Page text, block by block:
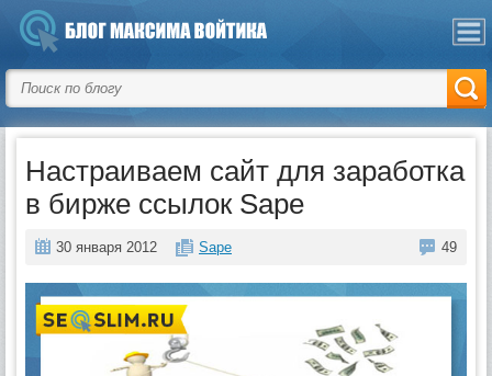
Настраиваем сайт для заработка
в бирже ссылок Sape
30 января 2012 Sape 49